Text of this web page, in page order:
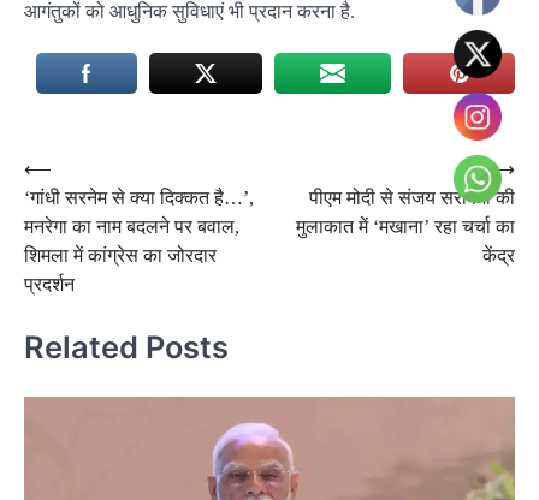
आगंतुकों को आधुनिक सुविधाएं भी प्रदान करना है.
Post
navigation
⟵
‘गांधी सरनेम से क्या दिक्कत है…’,
मनरेगा का नाम बदलने पर बवाल,
शिमला में कांग्रेस का जोरदार
प्रदर्शन
पीएम मोदी से संजय सरावगी की
मुलाकात में ‘मखाना’ रहा चर्चा का
केंद्र
⟶
Related Posts